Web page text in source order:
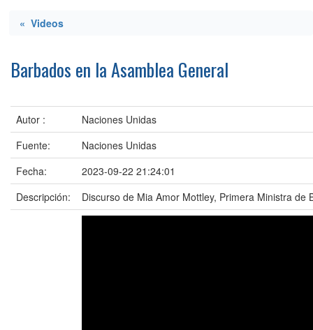
« Videos
Barbados en la Asamblea General
Autor :
Naciones Unidas
Fuente:
Naciones Unidas
Fecha:
2023-09-22 21:24:01
Descripción:
Discurso de Mia Amor Mottley, Primera Ministra de